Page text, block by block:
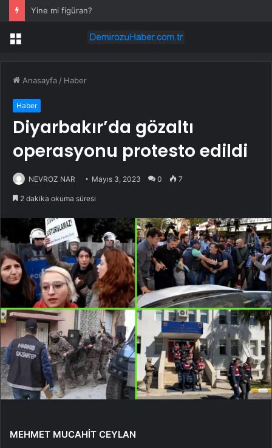
Yine mi figüran?
Menü
Anasayfa / Haber
Haber
Diyarbakır’da gözaltı
operasyonu protesto edildi
NEVROZ NAR Mayıs 3, 2023 0 7
2 dakika okuma süresi
MEHMET MUCAHİT CEYLAN